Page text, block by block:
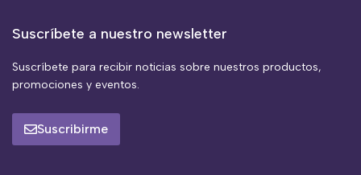
Suscríbete a nuestro newsletter
Suscríbete para recibir noticias sobre nuestros productos,
promociones y eventos.
Suscribirme